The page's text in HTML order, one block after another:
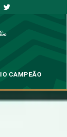
CAMPEÃO